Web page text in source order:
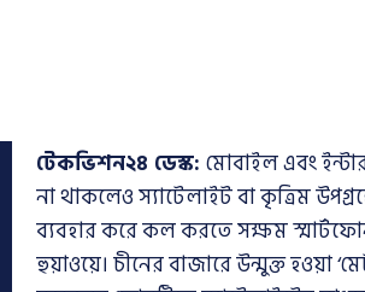
টেকভিশন২৪ ডেস্ক: মোবাইল এবং
না থাকলেও স্যাটেলাইট বা কৃত্রিম
ব্যবহার করে কল করতে সক্ষম
হুয়াওয়ে। চীনের বাজারে উন্মুক্ত হওয়া